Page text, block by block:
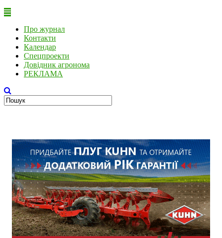
Про журнал
Контакти
Календар
Спецпроекти
Довідник агронома
РЕКЛАМА